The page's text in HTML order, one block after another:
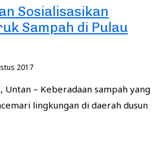
Sosialisasikan
Sampah di Pulau
2017
Untan – Keberadaan sampah yang
lingkungan di daerah dusun